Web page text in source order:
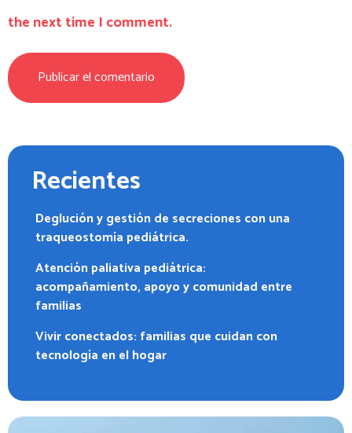
the next time I comment.
Recientes
Deglución y gestión de secreciones con una
traqueostomía pediátrica.
Atención paliativa pediátrica:
acompañamiento, apoyo y comunidad entre
familias
Vivir conectados: familias que cuidan con
tecnología en el hogar